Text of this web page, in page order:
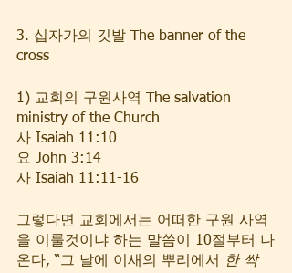
3. 십자가의 깃발 The banner of the
cross
1) 교회의 구원사역 The salvation
ministry of the Church
사 Isaiah 11:10
요 John 3:14
사 Isaiah 11:11-16
그렇다면 교회에서는 어떠한 구원 사역
을 이룰것이냐 하는 말씀이 10절부터 나
온다, “그 날에 이새의 뿌리에서
한 싹